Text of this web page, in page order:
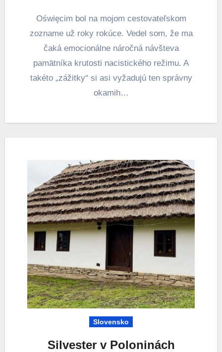
Oświęcim bol na mojom cestovateľskom
zozname už roky rokúce. Vedel som, že ma
čaká emocionálne náročná návšteva
pamätníka krutosti nacistického režimu. A
takéto „zážitky“ si asi vyžadujú ten správny
okamih…
Slovensko
Silvester v Poloninách